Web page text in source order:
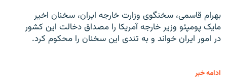
بهرام قاسمی، سخنگوی وزارت خارجه ایران، سخنان اخیر
مایک پومپئو وزیر خارجه آمریکا را مصداق دخالت این کشور
در امور ایران خواند و به تندی این سخنان را محکوم کرد.
ادامه خبر